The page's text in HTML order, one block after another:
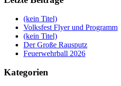
(kein Titel)
Volksfest Flyer und Programm
(kein Titel)
Der Große Rausputz
Feuerwehrball 2026
Kategorien